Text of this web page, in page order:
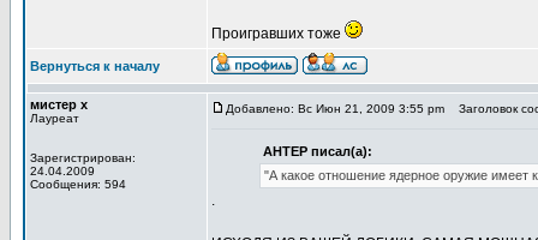
Проигравших тоже
Вернуться к началу
мистер х
Лауреат
Зарегистрирован:
24.04.2009
Сообщения: 594
Добавлено: Вс Июн 21, 2009 3:55 pm Заголовок
АНТЕР писал(а):
"А какое отношение ядерное оружие имеет
.